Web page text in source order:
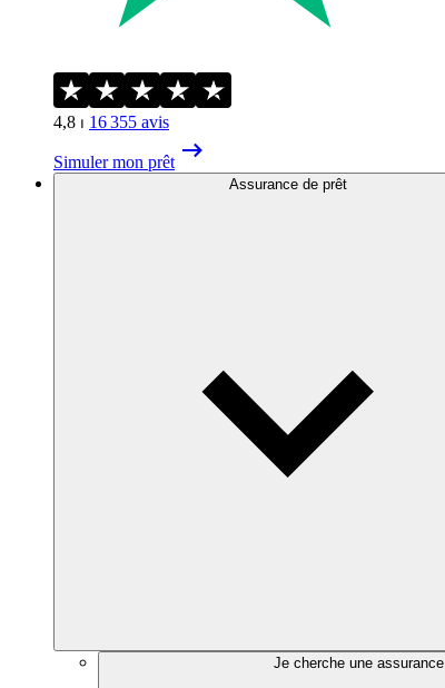
4,8 ⏐ 16 355 avis
Simuler mon prêt
Assurance de prêt
Je cherche une assurance